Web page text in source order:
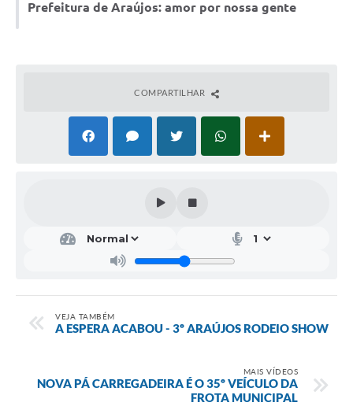
Carta de Serviços
Obras
Galeria de Vídeos
Contas Públicas
Prefeitura de Araújos: amor por nossa gente
COMPARTILHAR
VEJA TAMBÉM
A ESPERA ACABOU - 3º ARAÚJOS RODEIO SHOW
MAIS VÍDEOS
NOVA PÁ CARREGADEIRA É O 35º VEÍCULO DA
FROTA MUNICIPAL